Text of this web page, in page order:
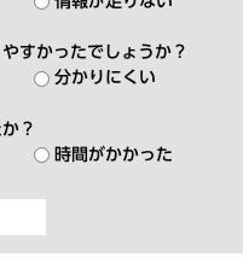
すかったでしょうか？
分かりにくい
？
時間がかかった